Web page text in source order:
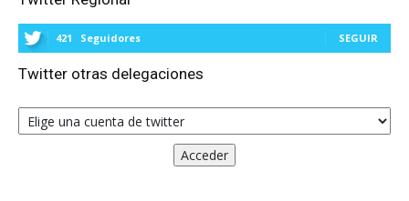
421 Seguidores SEGUIR
Twitter otras delegaciones